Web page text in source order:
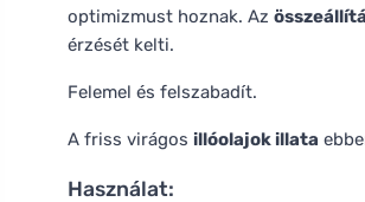
optimizmust hoznak. Az
érzését kelti.
Felemel és felszabadít.
A friss virágos illóolajok illata
Használat: